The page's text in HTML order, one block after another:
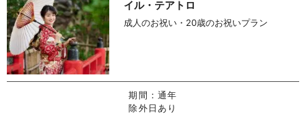
イル・テアトロ
成人のお祝い・20歳のお祝いプラン
期間：通年
除外日あり